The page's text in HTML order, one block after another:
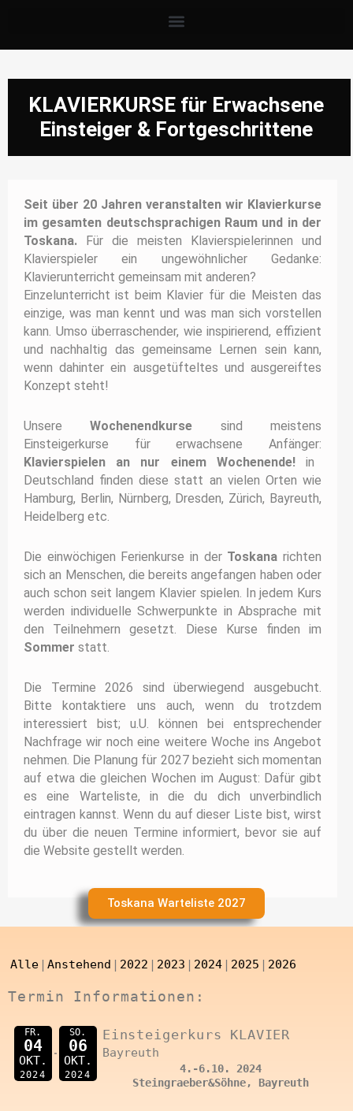
KLAVIERKURSE für Erwachsene
Einsteiger & Fortgeschrittene
Seit über 20 Jahren veranstalten wir Klavierkurse
im gesamten deutschsprachigen Raum und in der
Toskana. Für die meisten Klavierspielerinnen und
Klavierspieler ein ungewöhnlicher Gedanke:
Klavierunterricht gemeinsam mit anderen?
Einzelunterricht ist beim Klavier für die Meisten das
einzige, was man kennt und was man sich vorstellen
kann. Umso überraschender, wie inspirierend, effizient
und nachhaltig das gemeinsame Lernen sein kann,
wenn dahinter ein ausgetüfteltes und ausgereiftes
Konzept steht!
Unsere Wochenendkurse sind meistens
Einsteigerkurse für erwachsene Anfänger:
Klavierspielen an nur einem Wochenende! in
Deutschland finden diese statt an vielen Orten wie
Hamburg, Berlin, Nürnberg, Dresden, Zürich, Bayreuth,
Heidelberg etc.
Die einwöchigen Ferienkurse in der Toskanarichten
sich an Menschen, die bereits angefangen haben oder
auch schon seit langem Klavier spielen. In jedem Kurs
werden individuelle Schwerpunkte in Absprache mit
den Teilnehmern gesetzt. Diese Kurse finden im
Sommer statt.
Die Termine 2026 sind überwiegend ausgebucht.
Bitte kontaktiere uns auch, wenn du trotzdem
interessiert bist; u.U. können bei entsprechender
Nachfrage wir noch eine weitere Woche ins Angebot
nehmen. Die Planung für 2027 bezieht sich momentan
auf etwa die gleichen Wochen im August: Dafür gibt
es eine Warteliste, in die du dich unverbindlich
eintragen kannst. Wenn du auf dieser Liste bist, wirst
du über die neuen Termine informiert, bevor sie auf
die Website gestellt werden.
Toskana Warteliste 2027
Alle Anstehend 2022 2023 2024 2025 2026
Termin Informationen:
FR.
04
OKT.
2024
SO.
06
OKT.
2024
Einsteigerkurs KLAVIER
Bayreuth
4.-6.10. 2024
Steingraeber&Söhne, Bayreuth